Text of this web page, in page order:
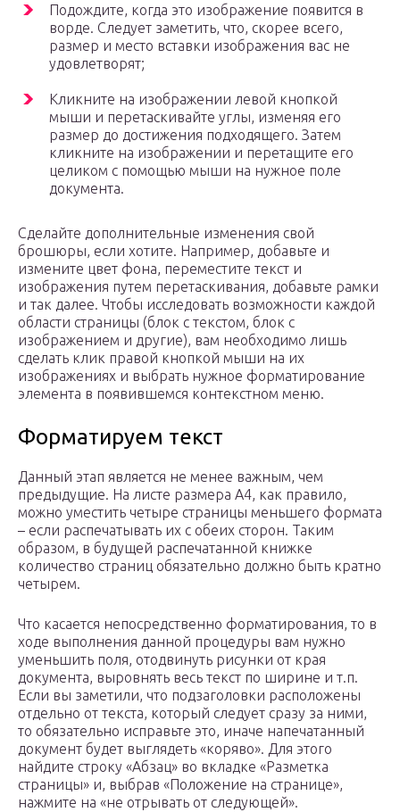
Подождите, когда это изображение появится в
ворде. Следует заметить, что, скорее всего,
размер и место вставки изображения вас не
удовлетворят;
Кликните на изображении левой кнопкой
мыши и перетаскивайте углы, изменяя его
размер до достижения подходящего. Затем
кликните на изображении и перетащите его
целиком с помощью мыши на нужное поле
документа.
Сделайте дополнительные изменения свой
брошюры, если хотите. Например, добавьте и
измените цвет фона, переместите текст и
изображения путем перетаскивания, добавьте рамки
и так далее. Чтобы исследовать возможности каждой
области страницы (блок с текстом, блок с
изображением и другие), вам необходимо лишь
сделать клик правой кнопкой мыши на их
изображениях и выбрать нужное форматирование
элемента в появившемся контекстном меню.
Форматируем текст
Данный этап является не менее важным, чем
предыдущие. На листе размера А4, как правило,
можно уместить четыре страницы меньшего формата
– если распечатывать их с обеих сторон. Таким
образом, в будущей распечатанной книжке
количество страниц обязательно должно быть кратно
четырем.
Что касается непосредственно форматирования, то в
ходе выполнения данной процедуры вам нужно
уменьшить поля, отодвинуть рисунки от края
документа, выровнять весь текст по ширине и т.п.
Если вы заметили, что подзаголовки расположены
отдельно от текста, который следует сразу за ними,
то обязательно исправьте это, иначе напечатанный
документ будет выглядеть «коряво». Для этого
найдите строку «Абзац» во вкладке «Разметка
страницы» и, выбрав «Положение на странице»,
нажмите на «не отрывать от следующей».